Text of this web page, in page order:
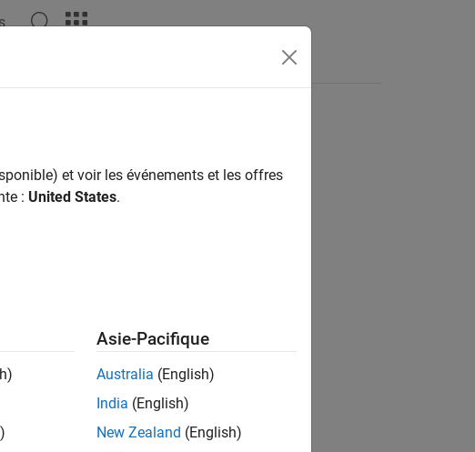
information?
et voir les événements et les offres
: United States.
Asie-Pacifique
Australia (English)
India (English)
New Zealand (English)